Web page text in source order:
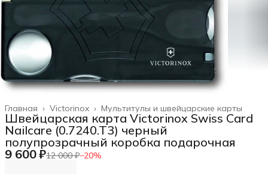
Мультитулы и швейцарские карты
Victorinox ›
Главная ›
Швейцарская карта Victorinox Swiss Card
Nailcare (0.7240.T3) черный
полупрозрачный коробка подарочная
9 600 ₽12 000 ₽−20%